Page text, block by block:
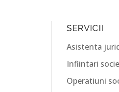
SERVICII
Asistenta
Infiintari
Operatiuni